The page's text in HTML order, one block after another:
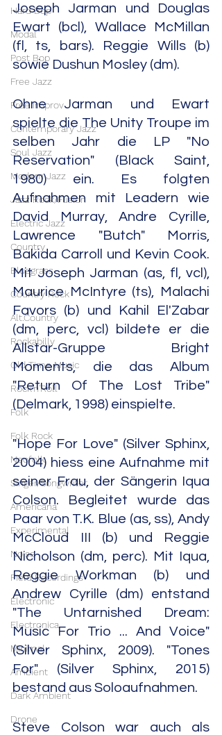
Hard Bop
Modal
Post Bop
Free Jazz
Free Improv
Contemporary Jazz
Soul Jazz
Modern Jazz
Jazz Rock/Fusion
Electric Jazz
Country
Bluegrass
Country Rock
Alt.Country
Rockabilly
Old Time Music
Rock'n'Roll
Folk
Folk Rock
Neofolk
Singer/Songwriter
Americana
Experimental
Noise
Field Recordings
Electronic
Electronica
Minimal
Ambient
Dark Ambient
Drone
Joseph Jarman und Douglas
Ewart (bcl), Wallace McMillan
(fl, ts, bars). Reggie Wills (b)
sowie Dushun Mosley (dm).
Ohne Jarman und Ewart
spielte die The Unity Troupe im
selben Jahr die LP "No
Reservation" (Black Saint,
1980) ein. Es folgten
Aufnahmen mit Leadern wie
David Murray, Andre Cyrille,
Lawrence "Butch" Morris,
Bakida Carroll und Kevin Cook.
Mit Joseph Jarman (as, fl, vcl),
Maurice McIntyre (ts), Malachi
Favors (b) und Kahil El'Zabar
(dm, perc, vcl) bildete er die
Allstar-Gruppe Bright
Moments, die das Album
"Return Of The Lost Tribe"
(Delmark, 1998) einspielte.
"Hope For Love" (Silver Sphinx,
2004) hiess eine Aufnahme mit
seiner Frau, der Sängerin Iqua
Colson. Begleitet wurde das
Paar von T.K. Blue (as, ss), Andy
McCloud III (b) und Reggie
Nicholson (dm, perc). Mit Iqua,
Reggie Workman (b) und
Andrew Cyrille (dm) entstand
"The Untarnished Dream:
Music For Trio ... And Voice"
(Silver Sphinx, 2009). "Tones
For" (Silver Sphinx, 2015)
bestand aus Soloaufnahmen.
Steve Colson war auch als